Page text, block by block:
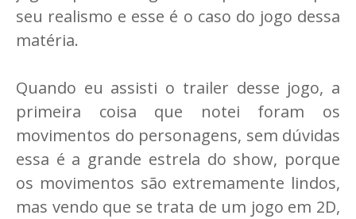
seu realismo e esse é o caso do jogo dessa
matéria.
Quando eu assisti o trailer desse jogo, a
primeira coisa que notei foram os
movimentos do personagens, sem dúvidas
essa é a grande estrela do show, porque
os movimentos são extremamente lindos,
mas vendo que se trata de um jogo em 2D,